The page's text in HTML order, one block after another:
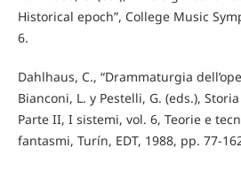
Historical epoch”, College Music
6.
Dahlhaus, C., “Drammaturgia
Bianconi, L. y Pestelli, G. (eds.),
Parte II, I sistemi, vol. 6, Teorie e
fantasmi, Turín, EDT, 1988, pp. 77-